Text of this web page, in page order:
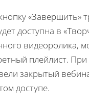
«Завершить»
доступна в
видеоролика,
плейлист.
закрытый
доступе.